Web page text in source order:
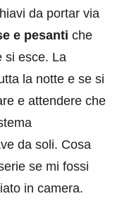
da portar via
e pesanti che
si esce. La
la notte e se si
e attendere che
da soli. Cosa
se mi fossi
in camera.